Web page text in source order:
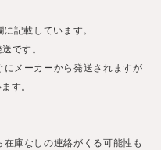
記載しています。
です。
メーカーから発送されますが
す。
庫なしの連絡がくる可能性も